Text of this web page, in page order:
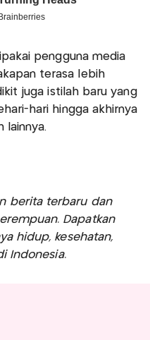
pengguna media
terasa lebih
juga istilah baru yang
hari hingga akhirnya
lainnya.
berita terbaru dan
Dapatkan
hidup, kesehatan,
Indonesia.